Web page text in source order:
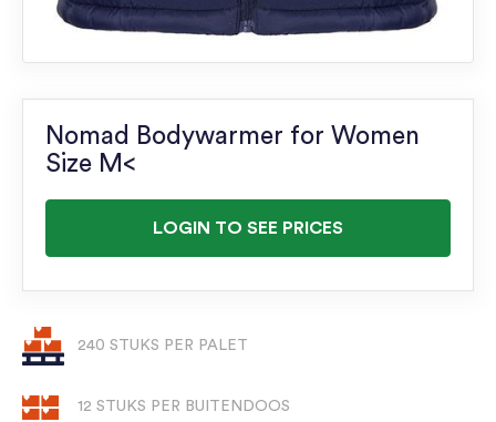
Nomad Bodywarmer for Women
Size M<
LOGIN TO SEE PRICES
240 STUKS PER PALET
12 STUKS PER BUITENDOOS